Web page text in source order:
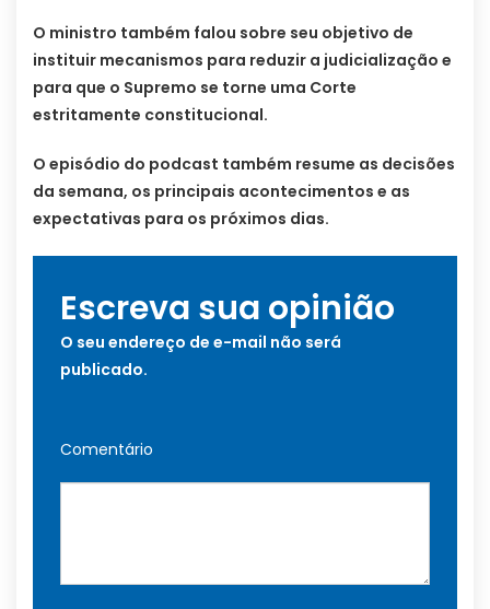
O ministro também falou sobre seu objetivo de
instituir mecanismos para reduzir a judicialização e
para que o Supremo se torne uma Corte
estritamente constitucional.
O episódio do podcast também resume as decisões
da semana, os principais acontecimentos e as
expectativas para os próximos dias.
Escreva sua opinião
O seu endereço de e-mail não será
publicado.
Comentário